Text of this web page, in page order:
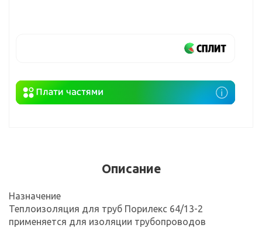
Описание
Назначение
Теплоизоляция для труб Порилекс 64/13-2
применяется для изоляции трубопроводов